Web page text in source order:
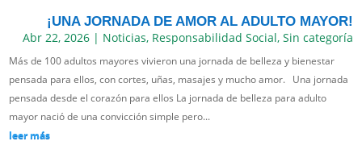
¡UNA JORNADA DE AMOR AL ADULTO MAYOR!
Abr 22, 2026| Noticias, Responsabilidad Social, Sin categoría
Más de 100 adultos mayores vivieron una jornada de belleza y bienestar
pensada para ellos, con cortes, uñas, masajes y mucho amor. Una jornada
pensada desde el corazón para ellos La jornada de belleza para adulto
mayor nació de una convicción simple pero...
leer más